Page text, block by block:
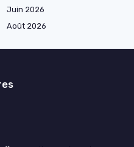
Juin 2026
Août 2026